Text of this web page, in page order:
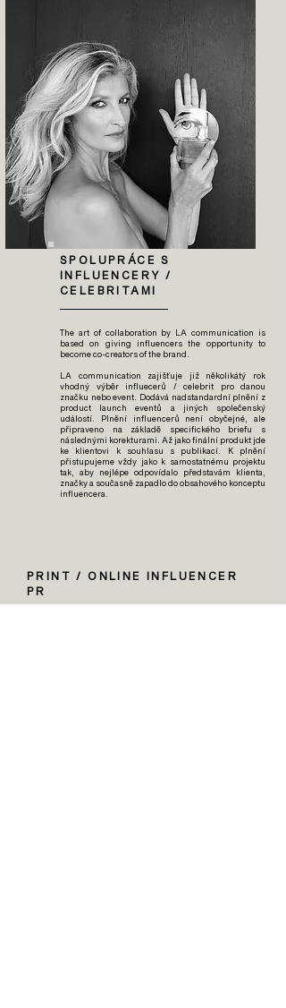
SPOLUPRÁCE S
INFLUENCERY /
CELEBRITAMI
The art of collaboration by LA communication is
based on giving influencers the opportunity to
become co-creators of the brand.
LA communication zajišťuje již několikátý rok
vhodný výběr influecerů / celebrit pro danou
značku nebo event. Dodává nadstandardní plnění z
product launch eventů a jiných společenský
událostí. Plnění influencerů není obyčejné, ale
připraveno na základě specifického briefu s
následnými korekturami. Až jako finální produkt jde
ke klientovi k souhlasu s publikací. K plnění
přistupujeme vždy jako k samostatnému projektu
tak, aby nejlépe odpovídalo představám klienta,
značky a současně zapadlo do obsahového konceptu
influencera.
PRINT / ONLINE INFLUENCER
PR